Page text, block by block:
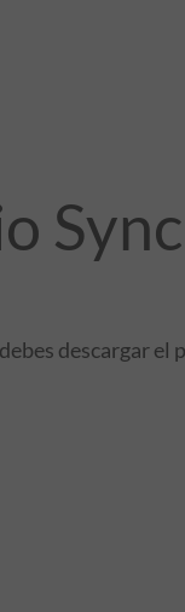
Sync
descargar